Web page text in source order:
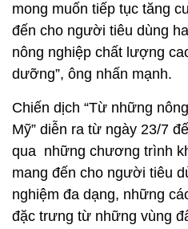
mong muốn tiếp tục tăng
đến cho người tiêu dùng
nông nghiệp chất lượng
dưỡng”, ông nhấn mạnh.
Chiến dịch “Từ những
Mỹ” diễn ra từ ngày 23/7
qua những chương trình
mang đến cho người tiêu
nghiệm đa dạng, những
đặc trưng từ những vùng